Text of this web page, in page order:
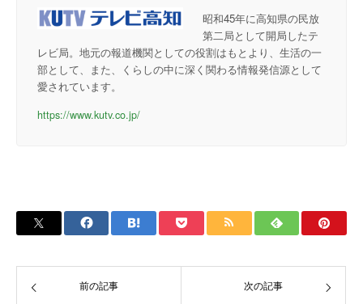
昭和45年に高知県の民放
第二局として開局したテ
レビ局。地元の報道機関としての役割はもとより、生活の一
部として、また、くらしの中に深く関わる情報発信源として
愛されています。
https://www.kutv.co.jp/
前の記事 次の記事